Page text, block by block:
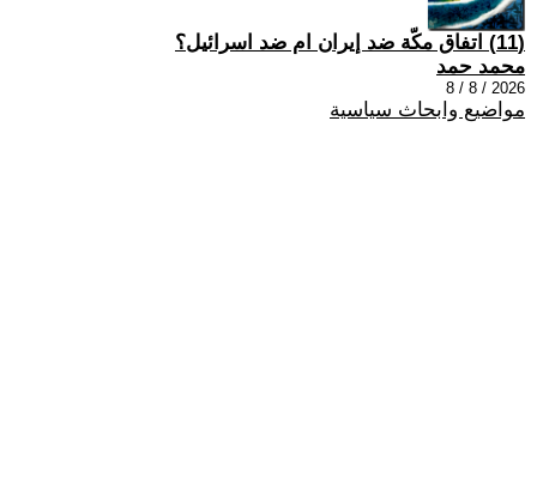
(11) اتفاق مكّة ضد إيران ام ضد اسرائيل؟
محمد حمد
2026 / 8 / 8
مواضيع وابحاث سياسية